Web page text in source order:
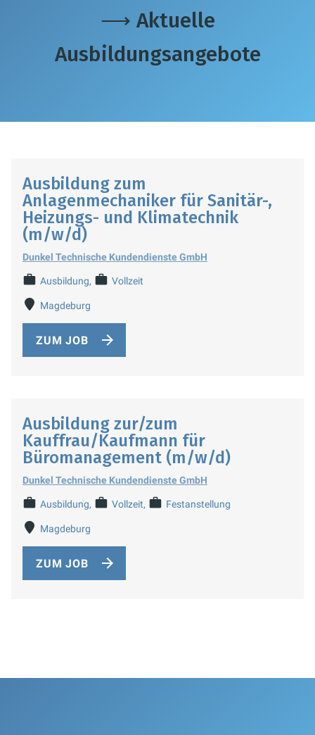
⟶ Aktuelle
Ausbildungsangebote
Ausbildung zum
Anlagenmechaniker für Sanitär-,
Heizungs- und Klimatechnik
(m/w/d)
Dunkel Technische Kundendienste GmbH
Ausbildung Vollzeit
Magdeburg
ZUM JOB
Ausbildung zur/zum
Kauffrau/Kaufmann für
Büromanagement (m/w/d)
Dunkel Technische Kundendienste GmbH
Ausbildung Vollzeit Festanstellung
Magdeburg
ZUM JOB